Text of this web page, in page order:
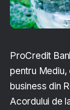
ProCredit
pentru
business din
Acordului de